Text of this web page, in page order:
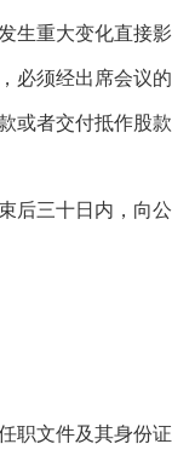
生重大变化直接
必须经出席会议
者交付抵作股
后三十日内，向
职文件及其身份